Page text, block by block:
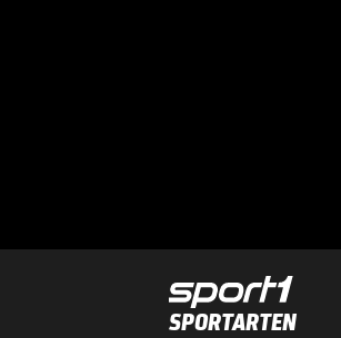
SPORTARTEN